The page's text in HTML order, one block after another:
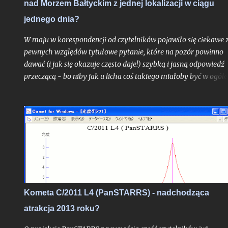
Oczywiście jak zawsze pod głównym warunkiem: jeśli
zachmurzenie zrobi sobie od nas wakacje...
nad Morzem Bałtyckim z jednej lokalizacji w ciągu
jednego dnia?
W maju w korespondencji od czytelników pojawiło się ciekawe
pewnych względów tytułowe pytanie, które na pozór powinno
dawać (i jak się okazuje często daje!) szybką i jasną odpowiedź
przeczącą - bo niby jak u licha coś takiego miałoby być w ogóle
postanowiłem opisać teraz jeszcze szerzej w ramach całego
na blogu, albowiem stanowi ono bardzo interesujące zadanie
obserwacyjne, do wykonania którego chciałbym dziś zachęcić
zwłaszcza tych z Was, którzy mieszkają nad Morzem
Kometa C/2011 L4 (PanSTARRS) - nadchodząca
atrakcja 2013 roku?